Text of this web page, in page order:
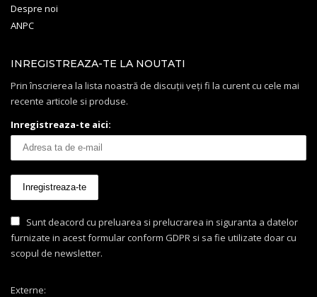
Despre noi
ANPC
INREGISTREAZA-TE LA NOUTATI
Prin înscrierea la lista noastră de discuții veți fi la curent cu cele mai
recente articole si produse.
Inregistreaza-te aici:
Sunt deacord cu preluarea si prelucrarea in siguranta a datelor
furnizate in acest formular conform GDPR si sa fie utilizate doar cu
scopul de newsletter.
Externe: